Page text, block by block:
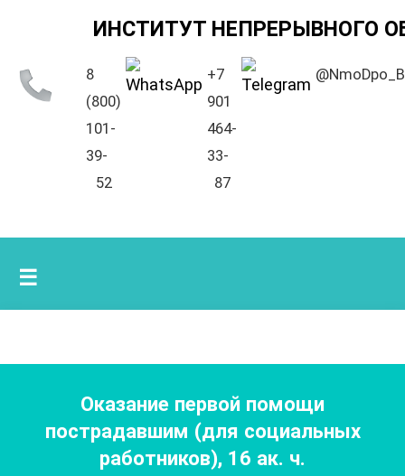
ИНСТИТУТ НЕПРЕРЫВНОГО
8
(800)
101-
39-
52
+7
901
464-
33-
87
☰
Оказание первой помощи
пострадавшим (для социальных
работников), 16 ак. ч.